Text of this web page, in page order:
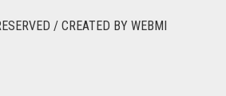
/ CREATED BY WEBMI